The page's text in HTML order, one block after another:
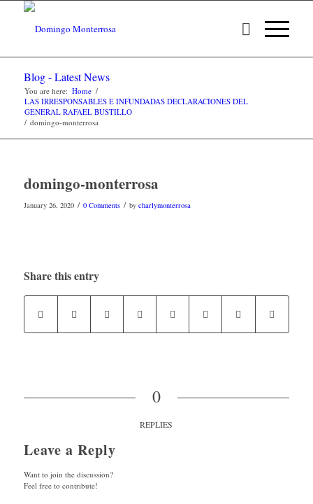
Blog - Latest News
You are here: Home /
LAS IRRESPONSABLES E INFUNDADAS DECLARACIONES DEL
GENERAL RAFAEL BUSTILLO
/ domingo-monterrosa
domingo-monterrosa
January 26, 2020 / 0 Comments / by charlymonterrosa
Share this entry
0
REPLIES
Leave a Reply
Want to join the discussion?
Feel free to contribute!